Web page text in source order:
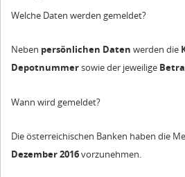
Welche Daten werden gemeldet?
Neben persönlichen Daten werden die
Depotnummersowie der jeweilige
Wann wird gemeldet?
Die österreichischen Banken haben die
Dezember 2016vorzunehmen.